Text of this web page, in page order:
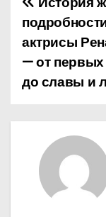
Н
а
в
и
г
актрисы
— от первых
до славы и